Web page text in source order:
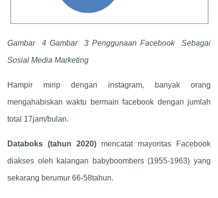
Gambar 4 Gambar 3 Penggunaan Facebook Sebagai
Sosial Media Marketing
Hampir mirip dengan instagram, banyak orang
mengahabiskan waktu bermain facebook dengan jumlah
total 17jam/bulan.
Databoks (tahun 2020) mencatat mayoritas Facebook
diakses oleh kalangan babyboombers (1955-1963) yang
sekarang berumur 66-58tahun.